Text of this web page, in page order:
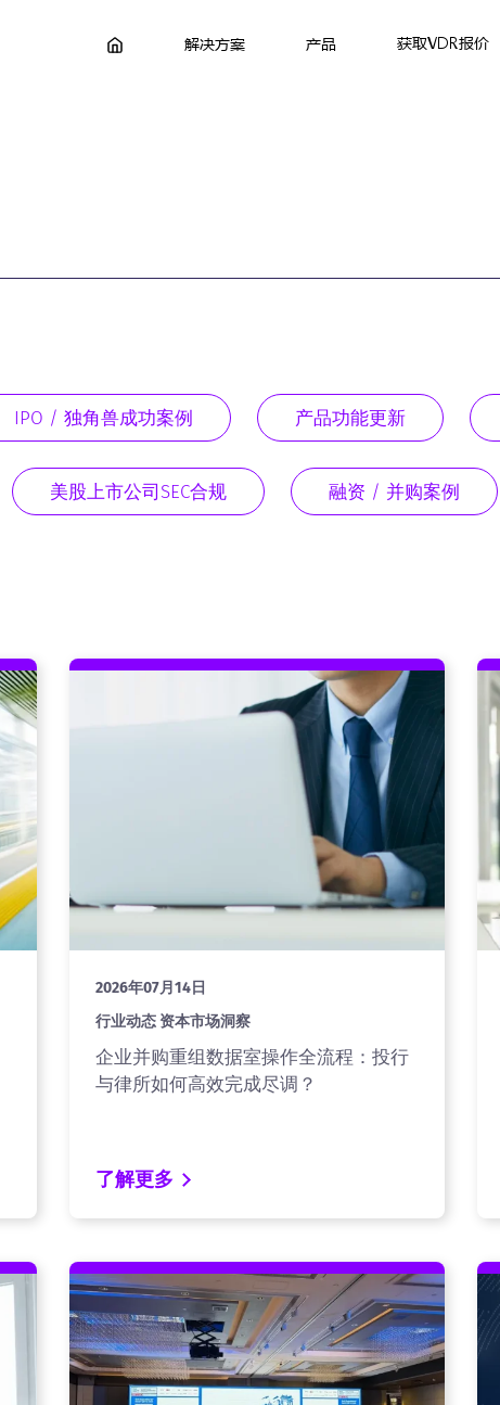
解决方案 产品 获取VDR报价
IPO / 独角兽成功案例 产品功能更新
美股上市公司SEC合规 融资 / 并购案例
2026年07月14日
行业动态 资本市场洞察
企业并购重组数据室操作全流程：投行
与律所如何高效完成尽调？
了解更多